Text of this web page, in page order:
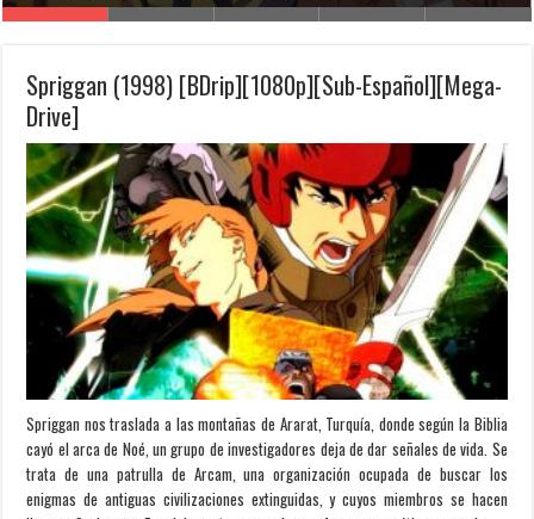
Ghost in the Shell 2: Innocence [Película][BD][720p]
[1080p][Trial Audio][Latino+Castellano+Japonés][Sub-
Español][MEGA]
Spriggan (1998) [BDrip][1080p][Sub-Español][Mega-
Drive]
Spriggan nos traslada a las montañas de Ararat, Turquía, donde según la Biblia
cayó el arca de Noé, un grupo de investigadores deja de dar señales de vida. Se
trata de una patrulla de Arcam, una organización ocupada de buscar los
enigmas de antiguas civilizaciones extinguidas, y cuyos miembros se hacen